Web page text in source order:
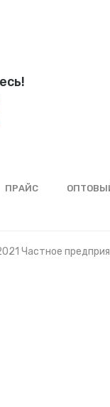
ПРАЙС
Частное